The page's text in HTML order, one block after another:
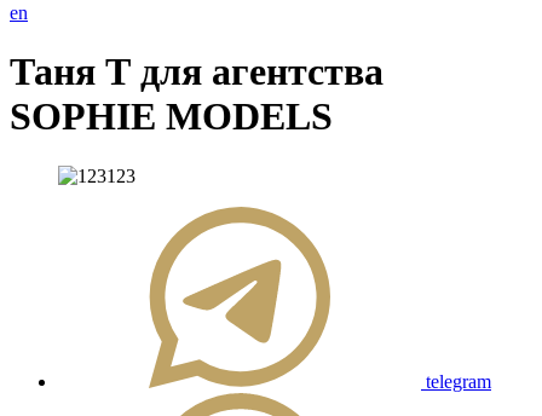
en
Таня Т для агентства
SOPHIE MODELS
telegram